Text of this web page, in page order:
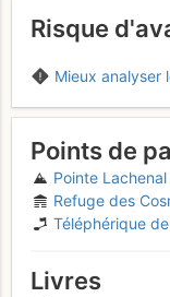
Risque
Mieux analyser
Points de
Pointe Lachenal
Refuge des
Téléphérique
Livres